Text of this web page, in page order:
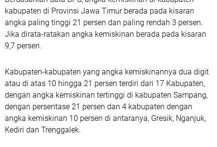
kabupaten di Provinsi Jawa Timur berada pada kisaran
angka paling tinggi 21 persen dan paling rendah 3 persen.
Jika dirata-ratakan angka kemiskinan berada pada kisaran
9,7 persen.
Kabupaten-kabupaten yang angka kemiskinannya dua digit
atau di atas 10 hingga 21 persen terdiri dari 17 Kabupaten,
dengan angka kemiskinan tertinggi di kabupaten Sampang,
dengan persentase 21 persen dan 4 kabupaten dengan
angka kemiskinan 10 persen di antaranya, Gresik, Nganjuk,
Kediri dan Trenggalek.